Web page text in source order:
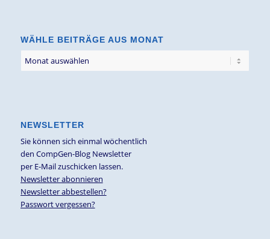
WÄHLE BEITRÄGE AUS MONAT
NEWSLETTER
Sie können sich einmal wöchentlich
den CompGen-Blog Newsletter
per E-Mail zuschicken lassen.
Newsletter abonnieren
Newsletter abbestellen?
Passwort vergessen?